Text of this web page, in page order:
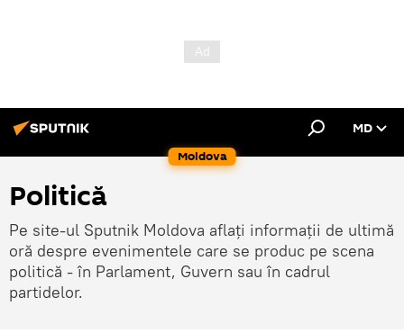
Moldova
MD
Politică
Pe site-ul Sputnik Moldova aflați informații de ultimă
oră despre evenimentele care se produc pe scena
politică - în Parlament, Guvern sau în cadrul
partidelor.